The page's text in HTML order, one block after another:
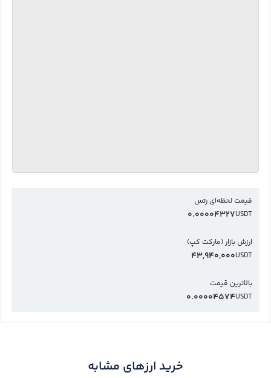
قیمت لحظه‌ای رتس
USDT
0.00004327
ارزش بازار (مارکت کپ)
USDT
43,940,000
بالاترین قیمت
USDT
0.00004574
خرید ارزهای مشابه